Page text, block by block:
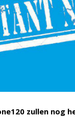
zullen nog